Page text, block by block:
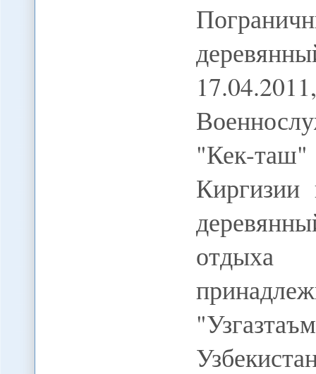
"Кек-таш"
Киргизии